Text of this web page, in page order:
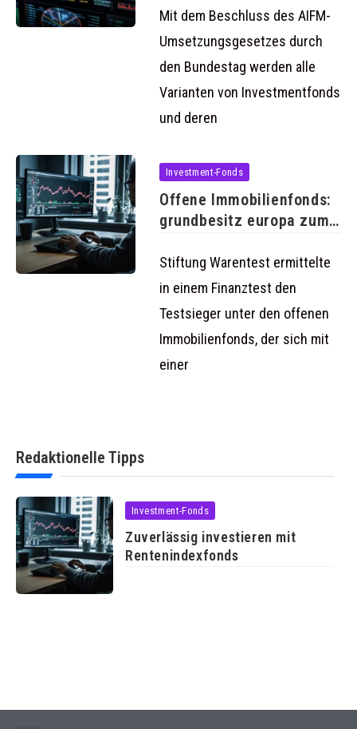
Mit dem Beschluss des AIFM-
Umsetzungsgesetzes durch
den Bundestag werden alle
Varianten von Investmentfonds
und deren
Investment-Fonds
Offene Immobilienfonds:
grundbesitz europa zum
Stiftung Warentest ermittelte
in einem Finanztest den
Testsieger unter den offenen
Immobilienfonds, der sich mit
einer
Redaktionelle Tipps
Investment-Fonds
Zuverlässig investieren mit
Rentenindexfonds